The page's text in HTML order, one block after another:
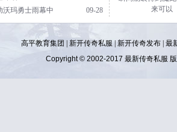
09-28
沃玛勇士雨幕中
来可以
高平教育集团 | 新开传奇私服 新开传奇发布 最
Copyright © 2002-2017 最新传奇私服